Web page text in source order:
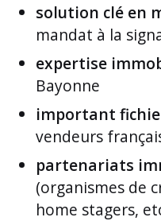
solution clé en
mandat à la
expertise
Bayonne
important
vendeurs
partenariats
(organismes de
home stagers,